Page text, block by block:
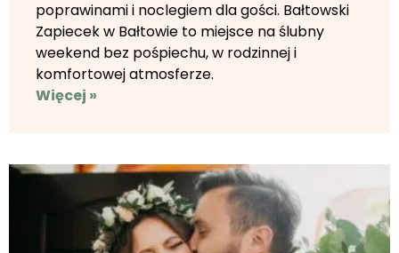
poprawinami i noclegiem dla gości. Bałtowski
Zapiecek w Bałtowie to miejsce na ślubny
weekend bez pośpiechu, w rodzinnej i
komfortowej atmosferze.
Więcej »